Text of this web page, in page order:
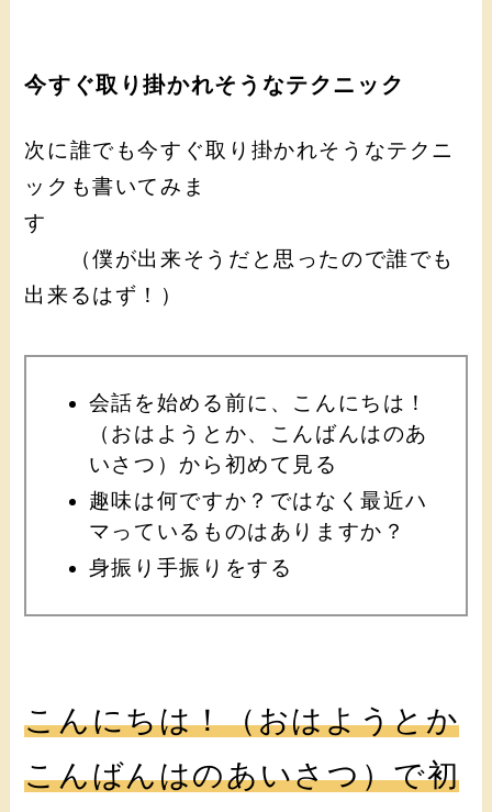
今すぐ取り掛かれそうなテクニック
次に誰でも今すぐ取り掛かれそうなテクニ
ックも書いてみま
す
（僕が出来そうだと思ったので誰でも
出来るはず！）
会話を始める前に、こんにちは！
（おはようとか、こんばんはのあ
いさつ）から初めて見る
趣味は何ですか？ではなく最近ハ
マっているものはありますか？
身振り手振りをする
こんにちは！（おはようとか
こんばんはのあいさつ）で初